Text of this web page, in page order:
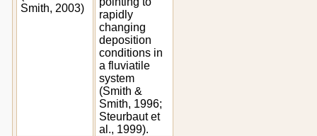
Smith, 2003)
rapidly
changing
deposition
conditions in
a fluviatile
system
(Smith &
Smith, 1996;
Steurbaut et
al., 1999).